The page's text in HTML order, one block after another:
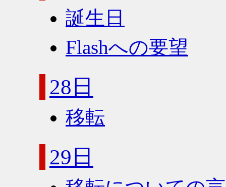
誕生日
Flashへの要望
28日
移転
29日